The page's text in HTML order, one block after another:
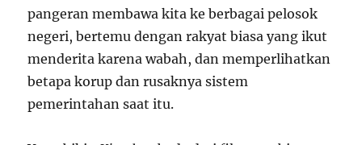
pangeran membawa kita ke berbagai pelosok
negeri, bertemu dengan rakyat biasa yang ikut
menderita karena wabah, dan memperlihatkan
betapa korup dan rusaknya sistem
pemerintahan saat itu.